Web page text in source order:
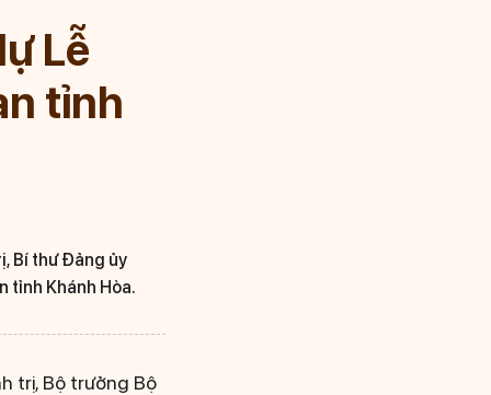
Lễ
tỉnh
Bí thư Đảng ủy
tỉnh Khánh Hòa.
trị, Bộ trưởng Bộ